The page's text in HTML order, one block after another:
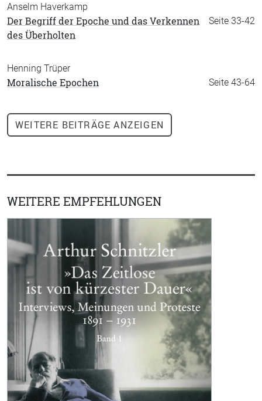
Anselm Haverkamp
Seite 33-42
Der Begriff der Epoche und das Verkennen
des Überholten
Henning Trüper
Seite 43-64
Moralische Epochen
WEITERE BEITRÄGE ANZEIGEN
WEITERE EMPFEHLUNGEN